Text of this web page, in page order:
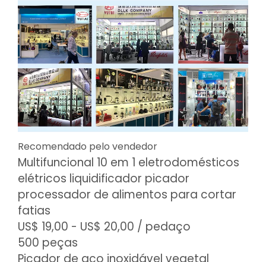
Recomendado pelo vendedor
Multifuncional 10 em 1 eletrodomésticos
elétricos liquidificador picador
processador de alimentos para cortar
fatias
US$ 19,00 - US$ 20,00 / pedaço
500 peças